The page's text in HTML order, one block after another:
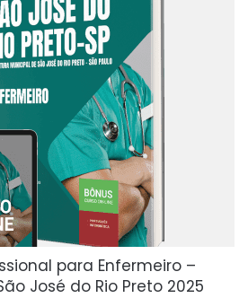
para Enfermeiro –
José do Rio Preto 2025